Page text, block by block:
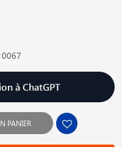
à ChatGPT
PANIER